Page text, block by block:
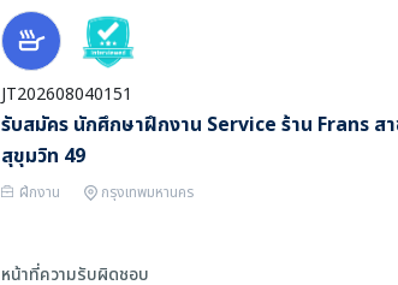
JT202608040151
รับสมัคร นักศึกษาฝึกงาน Service ร้าน Frans ส
สุขุมวิท 49
ฝึกงาน กรุงเทพมหานคร
หน้าที่ความรับผิดชอบ